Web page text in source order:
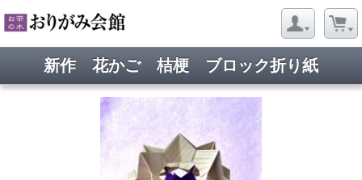
新作 花かご 桔梗 ブロック折り紙